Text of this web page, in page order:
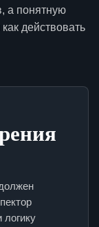
а понятную
действовать
логику